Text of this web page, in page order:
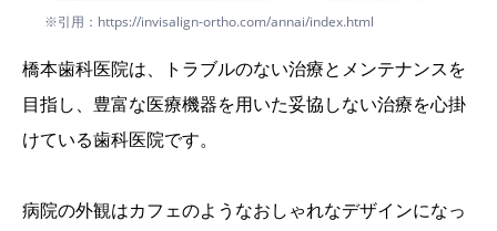
※引用：https://invisalign-ortho.com/annai/index.html
橋本歯科医院は、トラブルのない治療とメンテナンスを
目指し、豊富な医療機器を用いた妥協しない治療を心掛
けている歯科医院です。
病院の外観はカフェのようなおしゃれなデザインになっ